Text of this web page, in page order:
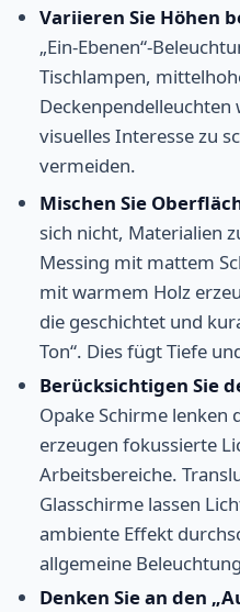
Variieren Sie Höhen
„Ein-Ebenen“-
Tischlampen,
visuelles Interesse zu
vermeiden.
Mischen Sie
sich nicht, Materialien
Messing mit mattem
mit warmem Holz
die geschichtet und
Ton“. Dies fügt Tiefe
Berücksichtigen Sie
Opake Schirme lenken
erzeugen fokussierte
Arbeitsbereiche.
Glasschirme lassen
ambiente Effekt
allgemeine
Denken Sie an den